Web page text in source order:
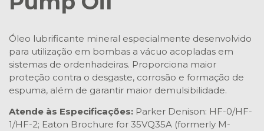
Óleo lubrificante mineral especialmente desenvolvido
para utilização em bombas a vácuo acopladas em
sistemas de ordenhadeiras. Proporciona maior
proteção contra o desgaste, corrosão e formação de
espuma, além de garantir maior demulsibilidade.
Atende às Especificações: Parker Denison: HF-0/HF-
1/HF-2; Eaton Brochure for 35VQ35A (formerly M-